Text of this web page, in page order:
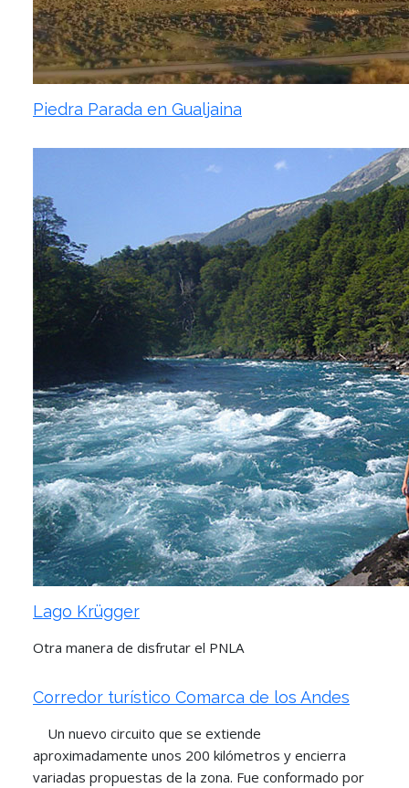
Piedra Parada en Gualjaina
Lago Krügger
Otra manera de disfrutar el PNLA
Corredor turístico Comarca de los Andes
Un nuevo circuito que se extiende
aproximadamente unos 200 kilómetros y encierra
variadas propuestas de la zona. Fue conformado por